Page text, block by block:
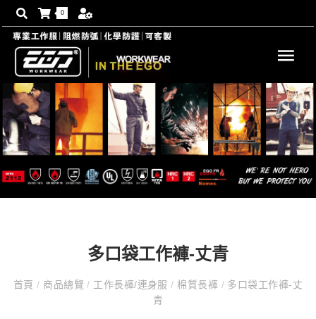
0
多口袋工作褲-丈青
首頁/ 商品總覽/ 工作長褲/連身服/ 棉質長褲 / 多口袋工作褲-丈
青